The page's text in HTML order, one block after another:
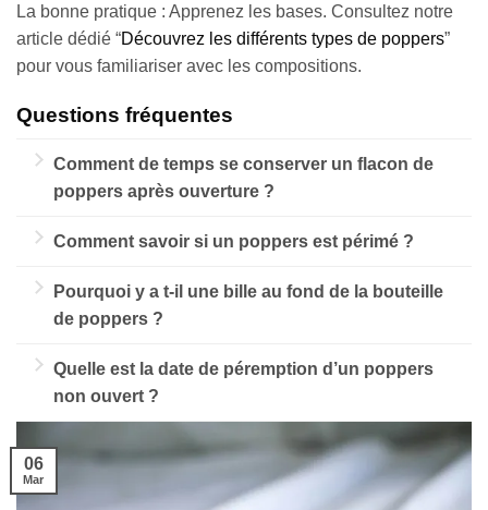
La bonne pratique : Apprenez les bases. Consultez notre
article dédié “Découvrez les différents types de poppers”
pour vous familiariser avec les compositions.
Questions fréquentes
Comment de temps se conserver un flacon de
poppers après ouverture ?
Un poppers ouvert se conserve entre 2 et 4
nitrite et le poppers perd toute son efficacité.
Comment savoir si un poppers est périmé ?
Votre poppers est périmé si son odeur devient très
acide ou les effets disparaissent. Visuellement il
Pourquoi y a t-il une bille au fond de la bouteille
de poppers ?
Elle sert d’agitateur et permet une meilleure
homogénéisation des composants.
Quelle est la date de péremption d’un poppers
non ouvert ?
Un flacon de poppers non ouvert et encore scellé se
conserve entre 6 mois et 1 an. Il doit être stocké à la
verticale, au frais et à l’abri de la lumière.
06
Mar